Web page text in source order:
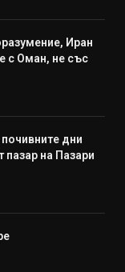
Иран
с Оман, не със
дни
на Пазари